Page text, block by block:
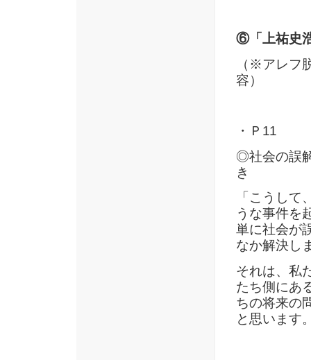
⑥「上祐史
（※アレフ
容）
・Ｐ11
◎社会の誤
き
「こうし
うな事件を
単に社会が
なか解決し
それは、私
たち側にあ
ちの将来の
と思います